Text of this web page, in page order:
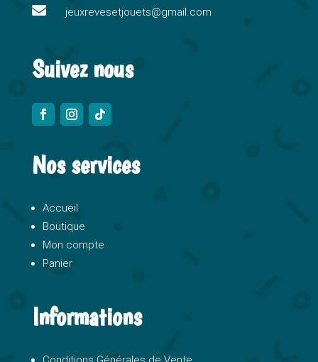
e
 jeuxrevesetjouets@gmail.com
Suivez nous
Nos services
Accueil
Boutique
Mon compte
Panier
Informations